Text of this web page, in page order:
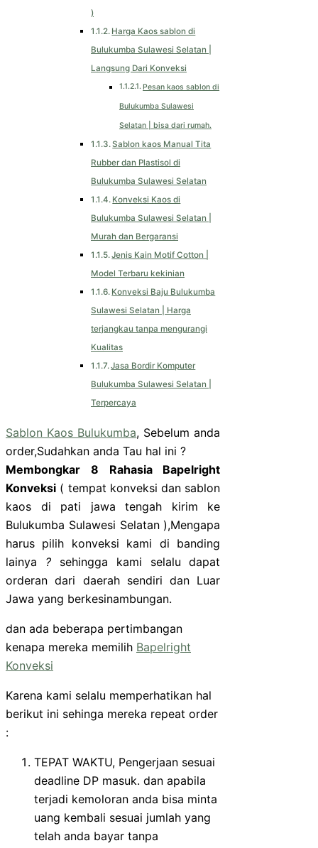
)
Harga Kaos sablon di
Bulukumba Sulawesi Selatan |
Langsung Dari Konveksi
Pesan kaos sablon di
Bulukumba Sulawesi
Selatan | bisa dari rumah.
Sablon kaos Manual Tita
Rubber dan Plastisol di
Bulukumba Sulawesi Selatan
Konveksi Kaos di
Bulukumba Sulawesi Selatan |
Murah dan Bergaransi
Jenis Kain Motif Cotton |
Model Terbaru kekinian
Konveksi Baju Bulukumba
Sulawesi Selatan | Harga
terjangkau tanpa mengurangi
Kualitas
Jasa Bordir Komputer
Bulukumba Sulawesi Selatan |
Terpercaya
Sablon Kaos Bulukumba, Sebelum anda
order,Sudahkan anda Tau hal ini ?
Membongkar 8 Rahasia Bapelright
Konveksi ( tempat konveksi dan sablon
kaos di pati jawa tengah kirim ke
Bulukumba Sulawesi Selatan ),Mengapa
harus pilih konveksi kami di banding
lainya ?sehingga kami selalu dapat
orderan dari daerah sendiri dan Luar
Jawa yang berkesinambungan.
dan ada beberapa pertimbangan
kenapa mereka memilih Bapelright
Konveksi
Karena kami selalu memperhatikan hal
berikut ini sehinga mereka repeat order
:
TEPAT WAKTU, Pengerjaan sesuai
deadline DP masuk. dan apabila
terjadi kemoloran anda bisa minta
uang kembali sesuai jumlah yang
telah anda bayar tanpa